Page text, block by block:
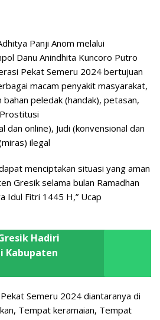
Panji Anom melalui
Danu Anindhita Kuncoro Putro
Pekat Semeru 2024 bertujuan
macam penyakit masyarakat,
peledak (handak), petasan,
dan online), Judi (konvensional dan
ilegal
menciptakan situasi yang aman
Gresik selama bulan Ramadhan
Idul Fitri 1445 H,” Ucap
Hadiri
Kabupaten
Semeru 2024 diantaranya di
Tempat keramaian, Tempat